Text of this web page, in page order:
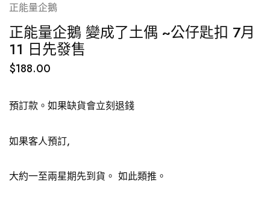
正能量企鵝
正能量企鵝 變成了土偶 ~公仔匙扣 7月
11 日先發售
$188.00
預訂款。如果缺貨會立刻退錢
如果客人預訂,
大約一至兩星期先到貨。 如此類推。